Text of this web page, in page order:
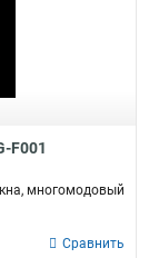
F001
многомодовый
Сравнить